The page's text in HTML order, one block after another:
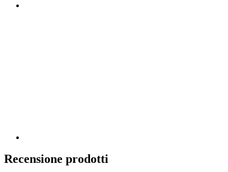
Recensione prodotti